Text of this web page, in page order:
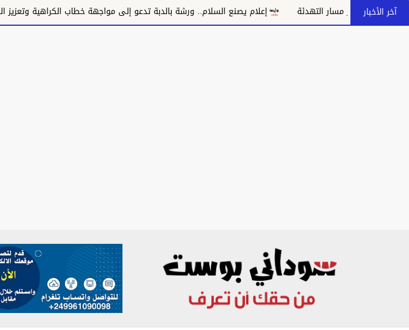
آخر الأخبار
التهدئة إعلام يصنع السلام.. ورشة بالدبة تدعو إلى مواجهة خطاب الكراهية وتعزيز السلم الاجتماعي